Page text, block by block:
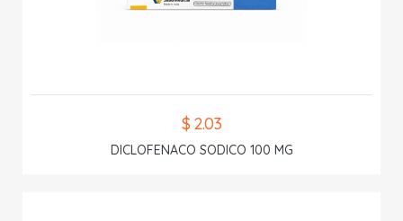
$ 2.03
DICLOFENACO SODICO 100 MG